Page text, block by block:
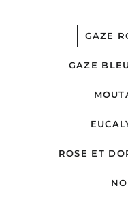
GAZE
GAZE
ROSE ET